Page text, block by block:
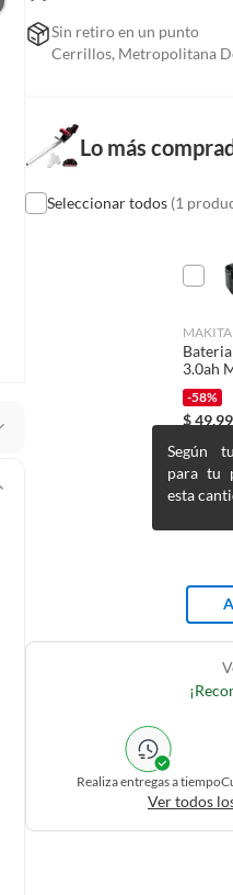
Sin retiro en un punto
Cerrillos, Metropolitana
Lo más
Seleccionar todos (1
MAKITA
3.0ah
-58%
$
119.990
Según
para tu
esta
Realiza entregas a tiempo
Ver todos